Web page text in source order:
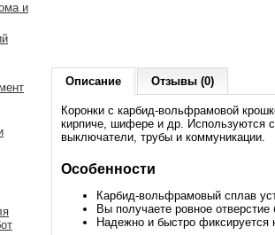
и
Описание Отзывы (0)
Коронки с карбид-вольфрамовой
кирпиче, шифере и др. Используются
выключатели, трубы и коммуникации.
Особенности
Карбид-вольфрамовый сплав
Вы получаете ровное
Надежно и быстро фиксируется